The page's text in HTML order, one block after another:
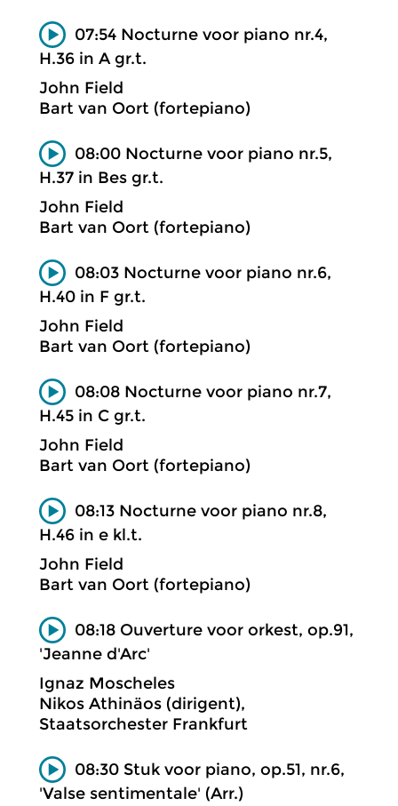
07:54 Nocturne voor piano nr.4,
H.36 in A gr.t.
John Field
Bart van Oort (fortepiano)
08:00 Nocturne voor piano nr.5,
H.37 in Bes gr.t.
John Field
Bart van Oort (fortepiano)
08:03 Nocturne voor piano nr.6,
H.40 in F gr.t.
John Field
Bart van Oort (fortepiano)
08:08 Nocturne voor piano nr.7,
H.45 in C gr.t.
John Field
Bart van Oort (fortepiano)
08:13 Nocturne voor piano nr.8,
H.46 in e kl.t.
John Field
Bart van Oort (fortepiano)
08:18 Ouverture voor orkest, op.91,
'Jeanne d'Arc'
Ignaz Moscheles
Nikos Athinäos (dirigent),
Staatsorchester Frankfurt
08:30 Stuk voor piano, op.51, nr.6,
'Valse sentimentale' (Arr.)